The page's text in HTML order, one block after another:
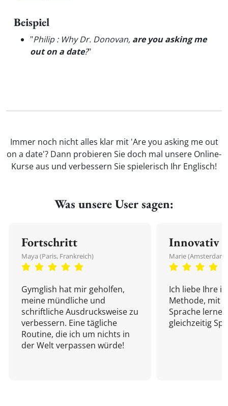
Beispiel
"Philip : Why Dr. Donovan, are you asking me
out on a date?"
Immer noch nicht alles klar mit 'Are you asking me out
on a date'? Dann probieren Sie doch mal unsere Online-
Kurse aus und verbessern Sie spielerisch Ihr Englisch!
Was unsere User sagen:
Fortschritt
Maya (Paris, Frankreich)
Gymglish hat mir geholfen,
meine mündliche und
schriftliche Ausdrucksweise zu
verbessern. Eine tägliche
Routine, die ich um nichts in
der Welt verpassen würde!
Innovativ
Marie
Ich liebe Ihre
Methode, mit
Sprache
gleichzeitig